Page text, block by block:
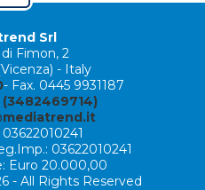
Srl
Fimon, 2
- Italy
- Fax. 0445 9931187
03622010241
Euro 20.000,00
- All Rights Reserved